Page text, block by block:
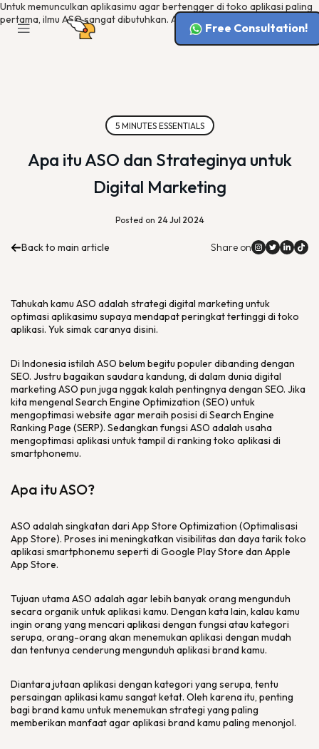
Untuk memunculkan aplikasimu agar bertengger di toko aplikasi paling
pertama, ilmu ASO sangat dibutuhkan. Apa itu ASO? Yuk simak artikel ini.
Free Consultation!
5 MINUTES ESSENTIALS
Apa itu ASO dan Strateginya untuk
Digital Marketing
Posted on 24 Jul 2024
Back to main article Share on
Tahukah kamu ASO adalah strategi digital marketing untuk
optimasi aplikasimu supaya mendapat peringkat tertinggi di toko
aplikasi. Yuk simak caranya disini.
Di Indonesia istilah ASO belum begitu populer dibanding dengan
SEO. Justru bagaikan saudara kandung, di dalam dunia digital
marketing ASO pun juga nggak kalah pentingnya dengan SEO. Jika
kita mengenal Search Engine Optimization (SEO) untuk
mengoptimasi website agar meraih posisi di Search Engine
Ranking Page (SERP). Sedangkan fungsi ASO adalah usaha
mengoptimasi aplikasi untuk tampil di ranking toko aplikasi di
smartphonemu.
Apa itu ASO?
ASO adalah singkatan dari App Store Optimization (Optimalisasi
App Store). Proses ini meningkatkan visibilitas dan daya tarik toko
aplikasi smartphonemu seperti di Google Play Store dan Apple
App Store.
Tujuan utama ASO adalah agar lebih banyak orang mengunduh
secara organik untuk aplikasi kamu. Dengan kata lain, kalau kamu
ingin orang yang mencari aplikasi dengan fungsi atau kategori
serupa, orang-orang akan menemukan aplikasi dengan mudah
dan tentunya cenderung mengunduh aplikasi brand kamu.
Diantara jutaan aplikasi dengan kategori yang serupa, tentu
persaingan aplikasi kamu sangat ketat. Oleh karena itu, penting
bagi brand kamu untuk menemukan strategi yang paling
memberikan manfaat agar aplikasi brand kamu paling menonjol.